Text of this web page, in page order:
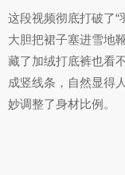
这段视频彻底打破了“
大胆把裙子塞进雪地
藏了加绒打底裤也看
成竖线条，自然显得
妙调整了身材比例。